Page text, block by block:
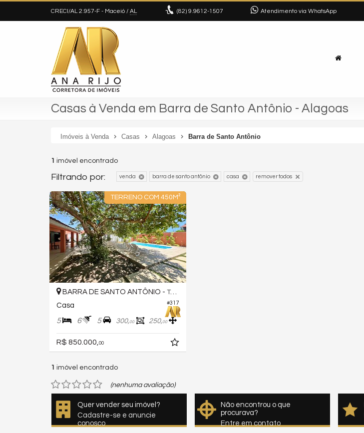
CRECI/AL 2.957-F - Maceió / AL (82) 9.9612-1507 Atendimento via WhatsApp
Casas à Venda em Barra de Santo Antônio - Alagoas
Imóveis à Venda Casas Alagoas Barra de Santo Antônio
1 imóvel encontrado
Filtrando por: venda barra de santo antônio casa remover todos
TERRENO COM 450M²
#317
BARRA DE SANTO ANTÔNIO - TABUBA
Casa
5 6 5 300,00 250,00
R$ 850.000, 00
1 imóvel encontrado
(nenhuma avaliação)
Quer vender seu imóvel?
Cadastre-se e anuncie
conosco
Não encontrou o que
procurava?
Entre em contato